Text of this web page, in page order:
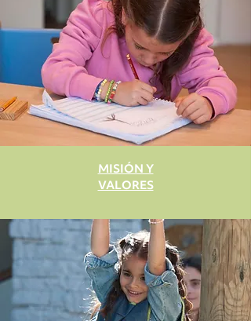
MISIÓN Y
VALORES